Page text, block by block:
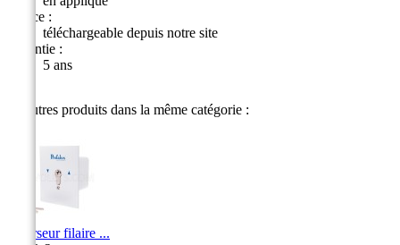
Notice :
téléchargeable depuis notre site
Garantie :
5 ans
23 autres produits dans la même catégorie :
Inverseur filaire ...